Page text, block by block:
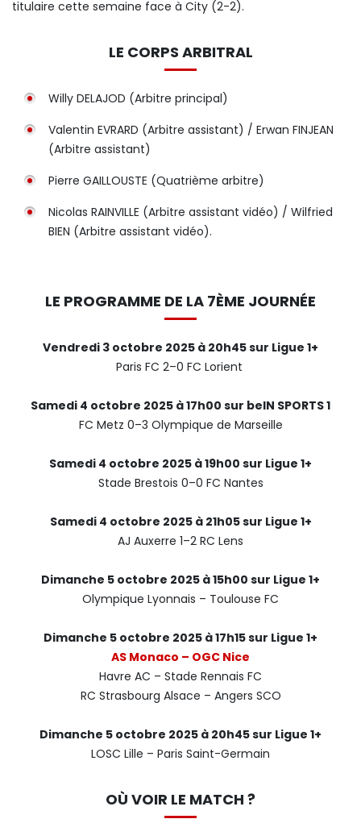
titulaire cette semaine face à City (2-2).
LE CORPS ARBITRAL
Willy DELAJOD (Arbitre principal)
Valentin EVRARD (Arbitre assistant) / Erwan FINJEAN
(Arbitre assistant)
Pierre GAILLOUSTE (Quatrième arbitre)
Nicolas RAINVILLE (Arbitre assistant vidéo) / Wilfried
BIEN (Arbitre assistant vidéo).
LE PROGRAMME DE LA 7ÈME JOURNÉE
Vendredi 3 octobre 2025 à 20h45 sur Ligue 1+
Paris FC 2–0 FC Lorient
Samedi 4 octobre 2025 à 17h00 sur beIN SPORTS 1
FC Metz 0–3 Olympique de Marseille
Samedi 4 octobre 2025 à 19h00 sur Ligue 1+
Stade Brestois 0–0 FC Nantes
Samedi 4 octobre 2025 à 21h05 sur Ligue 1+
AJ Auxerre 1–2 RC Lens
Dimanche 5 octobre 2025 à 15h00 sur Ligue 1+
Olympique Lyonnais – Toulouse FC
Dimanche 5 octobre 2025 à 17h15 sur Ligue 1+
AS Monaco – OGC Nice
Havre AC – Stade Rennais FC
RC Strasbourg Alsace – Angers SCO
Dimanche 5 octobre 2025 à 20h45 sur Ligue 1+
LOSC Lille – Paris Saint-Germain
OÙ VOIR LE MATCH ?